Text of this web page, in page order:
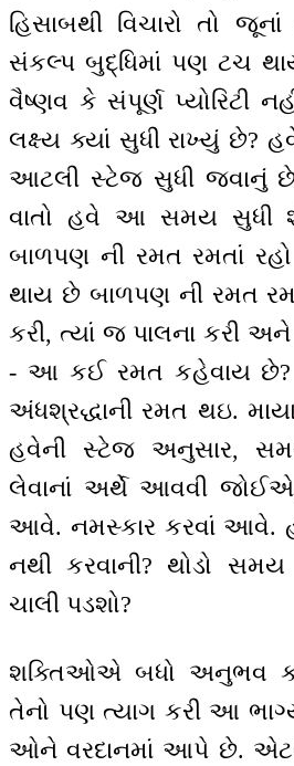
હિસાબથી વિચારો તો
સંકલ્પ બુદ્ધિમાં પણ ટચ
વૈષ્ણવ કે સંપૂર્ણ પ્યોરિટી
લક્ષ્ય ક્યાં સુધી રાખ્યું છે?
આટલી સ્ટેજ સુધી જવાનું છે
વાતો હવે આ સમય સુધી
બાળપણ ની રમત રમતાં
થાય છે બાળપણ ની રમત
કરી, ત્યાં જ પાલના કરી અને
- આ કઈ રમત કહેવાય છે? તે
અંધશ્રદ્ધાની રમત થઇ.
હવેની સ્ટેજ અનુસાર,
લેવાનાં અર્થે આવવી
આવે. નમસ્કાર કરવાં આવે.
નથી કરવાની? થોડો
ચાલી પડશો?
શક્તિઓએ બધો અનુભવ
તેનો પણ ત્યાગ કરી આ
ઓને વરદાનમાં આપે છે.